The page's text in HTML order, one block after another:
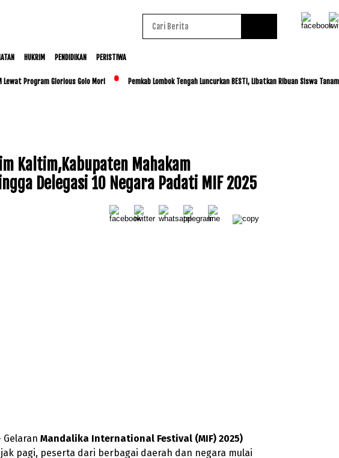
HUKRIM PENDIDIKAN PERISTIWA
Program Glorious Golo Mori Pemkab Lombok Tengah Luncurkan BESTI, Libatkan Ribuan Siswa Tanam
Kaltim,Kabupaten Mahakam
Delegasi 10 Negara Padati MIF 2025
Mandalika International Festival (MIF) 2025)
pagi, peserta dari berbagai daerah dan negara mulai